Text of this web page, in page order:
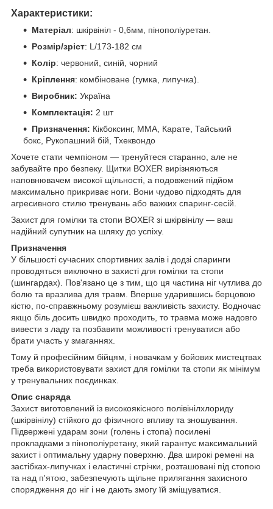
Характеристики:
Матеріал: шкірвініл - 0,6мм, пінополіуретан.
Розмір/зріст: L/173-182 см
Колір: червоний, синій, чорний
Кріплення: комбіноване (гумка, липучка).
Виробник: Україна
Комплектація: 2 шт
Призначення: Кікбоксинг, ММА, Карате, Тайський
бокс, Рукопашний бій, Тхеквондо
Хочете стати чемпіоном — тренуйтеся старанно, але не
забувайте про безпеку. Щитки BOXER вирізняються
наповнювачем високої щільності, а подовжений підйом
максимально прикриває ноги. Вони чудово підходять для
агресивного стилю тренувань або важких спаринг-сесій.
Захист для гомілки та стопи BOXER зі шкірвінілу — ваш
надійний супутник на шляху до успіху.
Призначення
У більшості сучасних спортивних залів і додзі спаринги
проводяться виключно в захисті для гомілки та стопи
(шингардах). Пов'язано це з тим, що ця частина ніг чутлива до
болю та вразлива для травм. Вперше ударившись берцовою
кістю, по-справжньому розумієш важливість захисту. Водночас
якщо біль досить швидко проходить, то травма може надовго
вивести з ладу та позбавити можливості тренуватися або
брати участь у змаганнях.
Тому й професійним бійцям, і новачкам у бойових мистецтвах
треба використовувати захист для гомілки та стопи як мінімум
у тренувальних поєдинках.
Опис снаряда
Захист виготовлений із високоякісного полівінілхлориду
(шкірвінілу) стійкого до фізичного впливу та зношування.
Підвержені ударам зони (голень і стопа) посилені
прокладками з пінополіуретану, який гарантує максимальний
захист і оптимальну ударну поверхню. Два широкі ремені на
застібках-липучках і еластичні стрічки, розташовані під стопою
та над п'ятою, забезпечують щільне прилягання захисного
спорядження до ніг і не дають змогу їй зміщуватися.